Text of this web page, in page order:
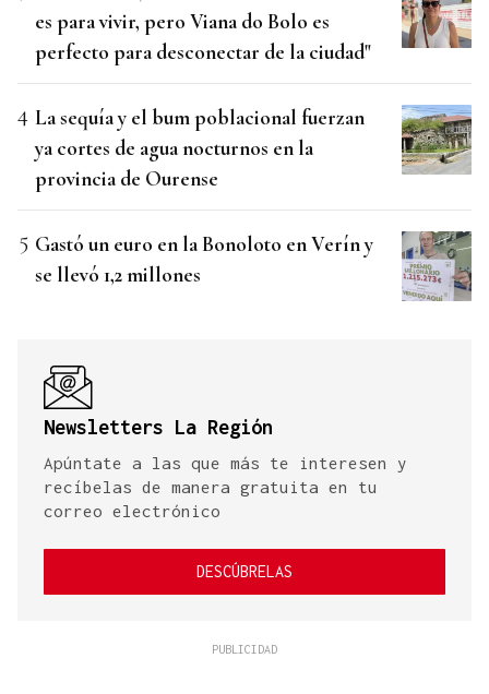
es para vivir, pero Viana do Bolo es
perfecto para desconectar de la ciudad"
La sequía y el bum poblacional fuerzan
ya cortes de agua nocturnos en la
provincia de Ourense
Gastó un euro en la Bonoloto en Verín y
se llevó 1,2 millones
Newsletters La Región
Apúntate a las que más te interesen y
recíbelas de manera gratuita en tu
correo electrónico
DESCÚBRELAS